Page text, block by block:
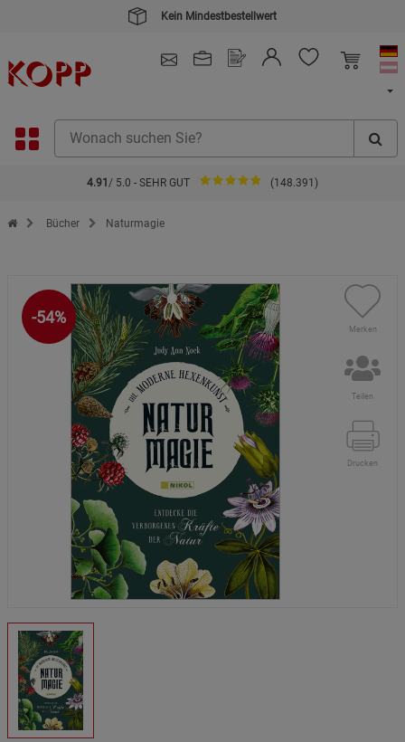
Kein Mindestbestellwert
4.91 / 5.0 - SEHR GUT (148.391)
Zur Startseite des Kopp Verlag Online-Shop
Bücher Naturmagie
-54%
Merken
Teilen
Drucken